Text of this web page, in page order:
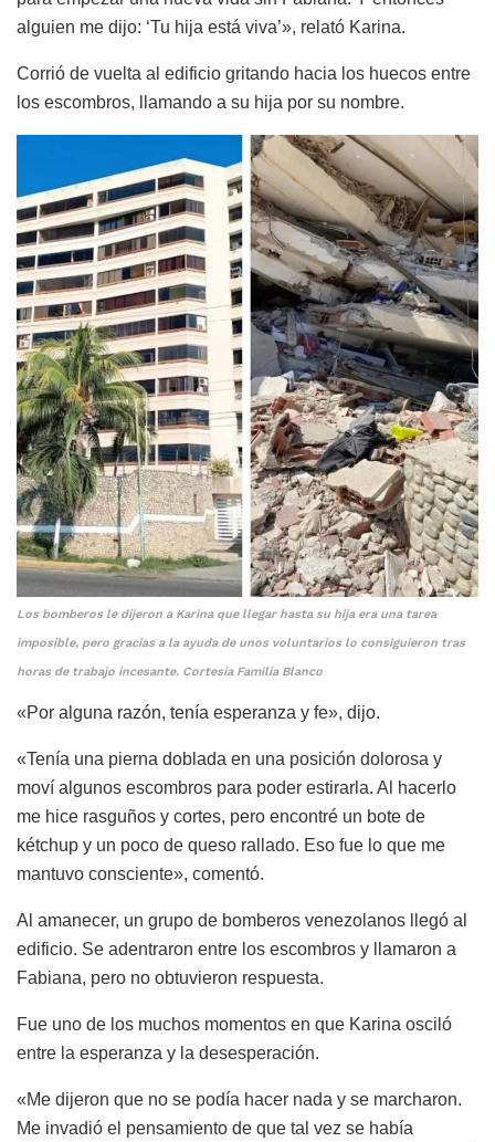
alguien me dijo: ‘Tu hija está viva’», relató Karina.
Corrió de vuelta al edificio gritando hacia los huecos entre
los escombros, llamando a su hija por su nombre.
Los bomberos le dijeron a Karina que llegar hasta su hija era una tarea
imposible, pero gracias a la ayuda de unos voluntarios lo consiguieron tras
horas de trabajo incesante. Cortesía Familia Blanco
«Por alguna razón, tenía esperanza y fe», dijo.
«Tenía una pierna doblada en una posición dolorosa y
moví algunos escombros para poder estirarla. Al hacerlo
me hice rasguños y cortes, pero encontré un bote de
kétchup y un poco de queso rallado. Eso fue lo que me
mantuvo consciente», comentó.
Al amanecer, un grupo de bomberos venezolanos llegó al
edificio. Se adentraron entre los escombros y llamaron a
Fabiana, pero no obtuvieron respuesta.
Fue uno de los muchos momentos en que Karina osciló
entre la esperanza y la desesperación.
«Me dijeron que no se podía hacer nada y se marcharon.
Me invadió el pensamiento de que tal vez se había